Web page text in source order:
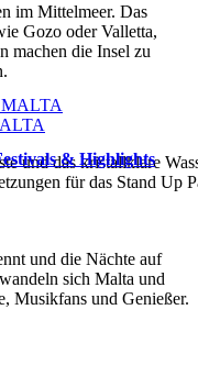
und das kristallklare
für das Stand Up
im Mittelmeer. Das
Gozo oder Valletta,
machen die Insel zu
& Highlights
und die Nächte auf
sich Malta und
Musikfans und Genießer.